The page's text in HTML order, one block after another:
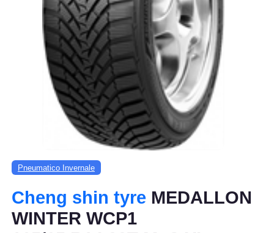
Pneumatico Invernale
Cheng shin tyre MEDALLON
WINTER WCP1